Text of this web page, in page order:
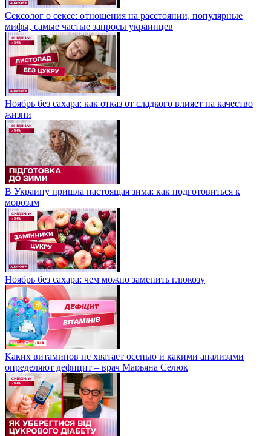
Сексолог о сексе: отношения на расстоянии, популярные
мифы, самые частые запросы украинцев
Ноябрь без сахара: как отказ от сладкого влияет на качество
жизни
В Украину пришла настоящая зима: как подготовиться к
морозам
Ноябрь без сахара: чем можно заменить глюкозу
Каких витаминов не хватает осенью и какими анализами
определяют дефицит – врач Марьяна Селюк